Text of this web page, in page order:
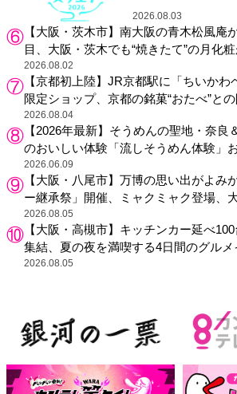
り
2026.08.03
【大阪・茨木市】南大阪の青木松風庵
目、大阪・茨木でも“焼きたて”の月化
2026.08.02
【京都初上陸】JR京都駅に「ちいかわ
限定ショップ、京都の銘菓“おたべ”と
2026.08.04
【2026年最新】そうめんの聖地・奈良
のおいしい体験「流しそうめん体験」
2026.06.09
【大阪・八尾市】万博の思い出がよみ
ー継承祭」開催、ミャクミャク登場、
示も
2026.08.05
【大阪・高槻市】キッチンカー延べ
集結、夏の夜を満喫する4日間のグルメ
2026.08.05